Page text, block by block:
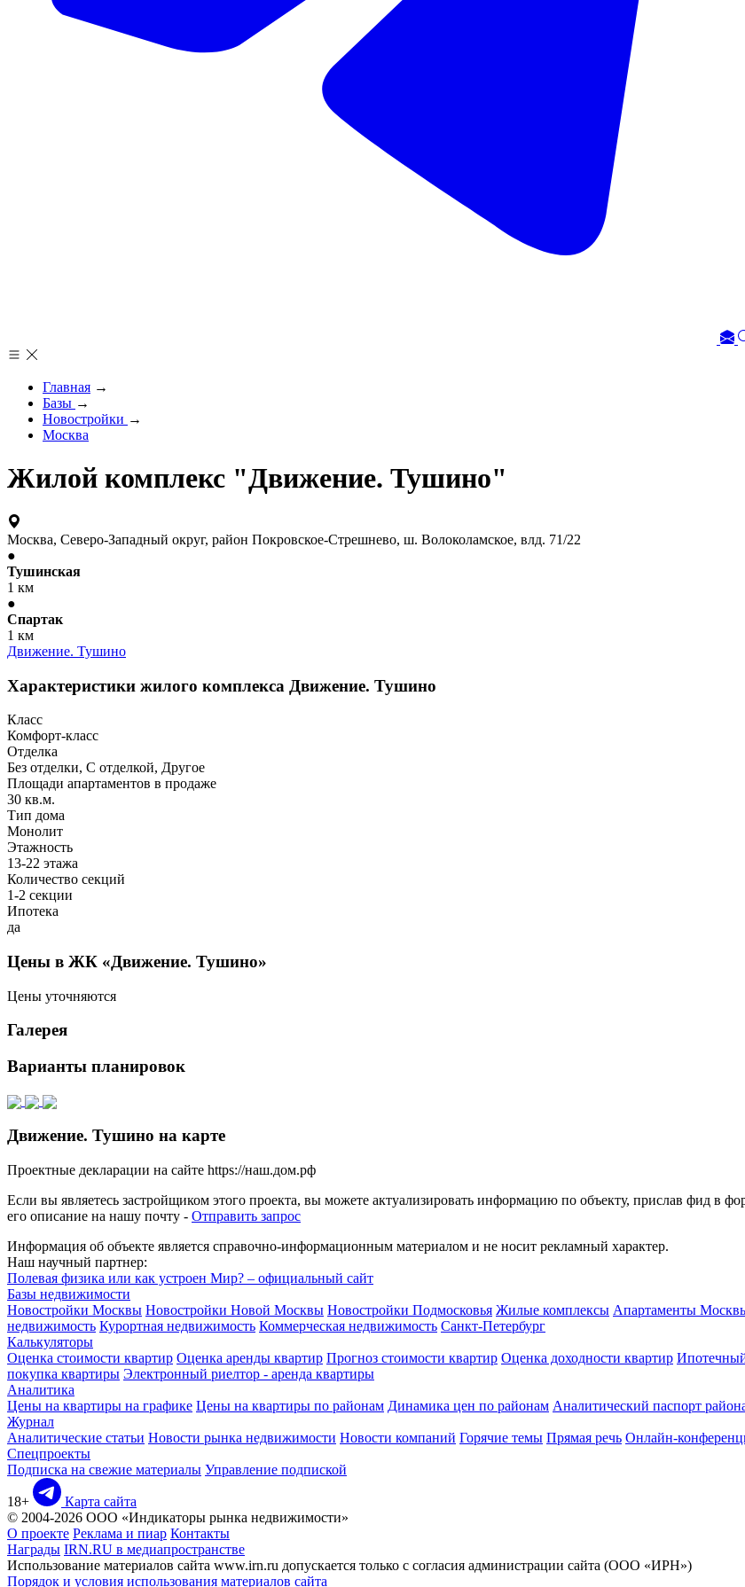
Главная →
Базы →
Новостройки →
Москва
Жилой комплекс "Движение. Тушино"
Москва, Северо-Западный округ, район Покровское-Стрешнево, ш. Волоколамское, влд. 71/22
●
Тушинская
1 км
●
Спартак
1 км
Движение. Тушино
Характеристики жилого комплекса Движение. Тушино
Класс
Комфорт-класс
Отделка
Без отделки, С отделкой, Другое
Площади апартаментов в продаже
30 кв.м.
Тип дома
Монолит
Этажность
13-22 этажа
Количество секций
1-2 секции
Ипотека
да
Цены в ЖК «Движение. Тушино»
Цены уточняются
Галерея
Варианты планировок
Движение. Тушино на карте
Проектные декларации на сайте https://наш.дом.рф
Если вы являетесь застройщиком этого проекта, вы можете актуализировать информацию по объекту, прислав фид в
его описание на нашу почту - Отправить запрос
Информация об объекте является справочно-информационным материалом и не носит рекламный характер.
Наш научный партнер:
Полевая физика или как устроен Мир? – официальный сайт
Базы недвижимости
Новостройки Москвы Новостройки Новой Москвы Новостройки Подмосковья Жилые комплексы Апартаменты
недвижимость Курортная недвижимость Коммерческая недвижимость Санкт-Петербург
Калькуляторы
Оценка стоимости квартир Оценка аренды квартир Прогноз стоимости квартир Оценка доходности квартир
покупка квартиры Электронный риелтор - аренда квартиры
Аналитика
Цены на квартиры на графике Цены на квартиры по районам Динамика цен по районам Аналитический паспорт
Журнал
Аналитические статьи Новости рынка недвижимости Новости компаний Горячие темы Прямая речь Онлайн-
Спецпроекты
Подписка на свежие материалы Управление подпиской
18+
Карта сайта
© 2004-2026 ООО «Индикаторы рынка недвижимости»
О проекте Реклама и пиар Контакты
Награды IRN.RU в медиапространстве
Использование материалов сайта www.irn.ru допускается только с согласия администрации сайта (ООО «ИРН»)
Порядок и условия использования материалов сайта